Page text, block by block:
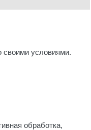
своими условиями.
обработка,